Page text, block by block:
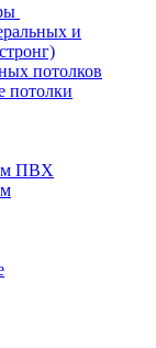
и
потолков
потолки
ПВХ